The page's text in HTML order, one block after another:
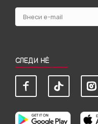
СЛЕДИ НЀ